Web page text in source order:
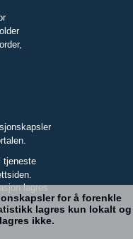
tjeneste
lagres
for å forenkle
lagres kun lokalt og
ikke.